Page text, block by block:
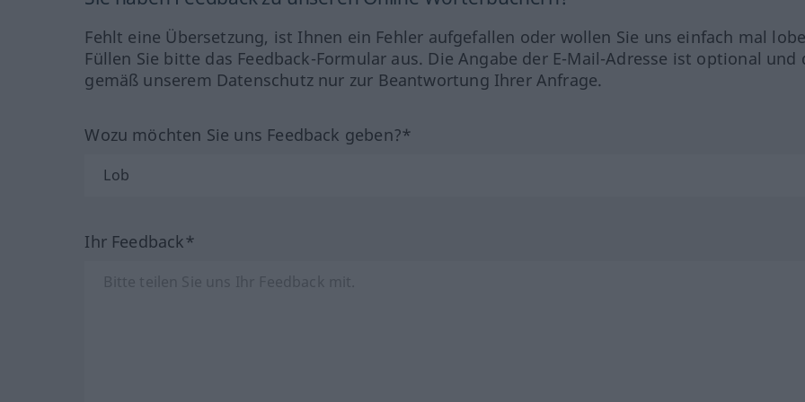
Fehlt eine Übersetzung, ist Ihnen ein Fehler aufgefallen oder wollen Sie uns einfach mal
Füllen Sie bitte das Feedback-Formular aus. Die Angabe der E-Mail-Adresse ist optional und
gemäß unserem Datenschutz nur zur Beantwortung Ihrer Anfrage.
Wozu möchten Sie uns Feedback geben?*
Ihr Feedback*